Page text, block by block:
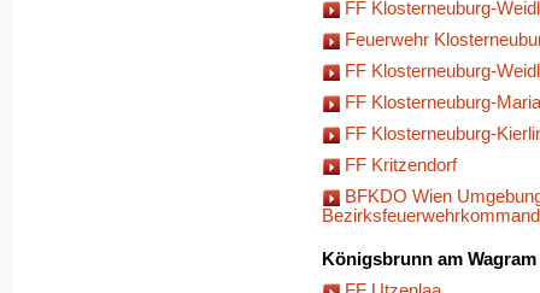
FF Klosterneuburg-
Feuerwehr
FF Klosterneuburg-
FF Klosterneuburg-
FF Klosterneuburg-
FF Kritzendorf
BFKDO Wien
Königsbrunn am